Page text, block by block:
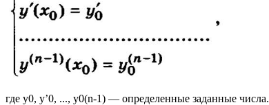
где y0, y’0, ..., y0(n-1) — определенные заданные числа.